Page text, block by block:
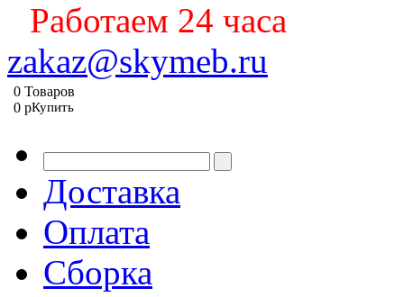
Работаем 24 часа
zakaz@skymeb.ru
0 Товаров
0 pКупить
Доставка
Оплата
Сборка